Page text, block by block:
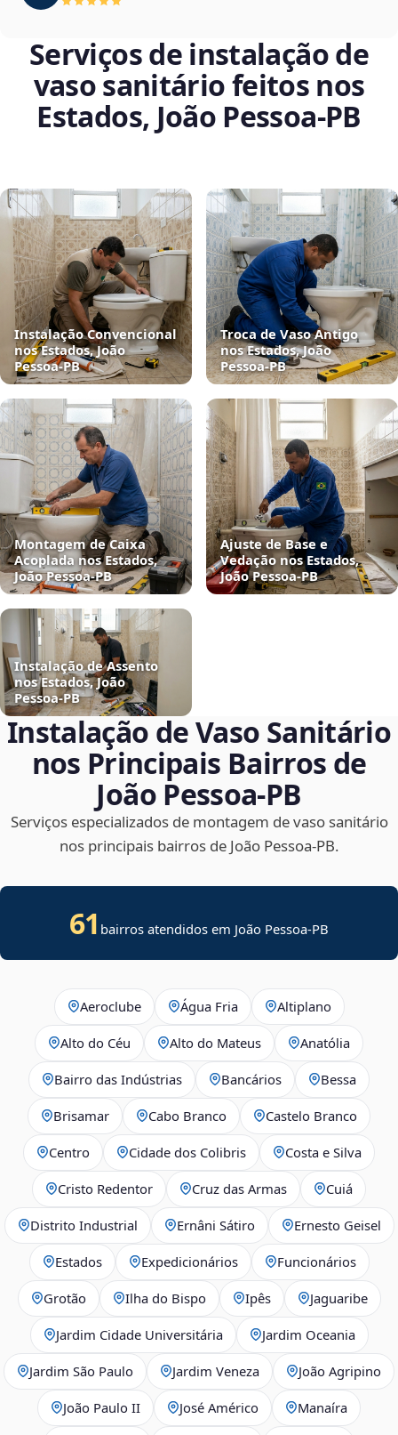
Serviços de instalação de
vaso sanitário feitos nos
Estados, João Pessoa‑PB
Instalação Convencional
nos Estados, João
Pessoa‑PB
Troca de Vaso Antigo
nos Estados, João
Pessoa‑PB
Montagem de Caixa
Acoplada nos Estados,
João Pessoa‑PB
Ajuste de Base e
Vedação nos Estados,
João Pessoa‑PB
Instalação de Assento
nos Estados, João
Pessoa‑PB
Instalação de Vaso Sanitário
nos Principais Bairros de
João Pessoa‑PB
Serviços especializados de montagem de vaso sanitário
nos principais bairros de João Pessoa‑PB.
61 bairros atendidos em João Pessoa-PB
Aeroclube Água Fria Altiplano
Alto do Céu Alto do Mateus Anatólia
Bairro das Indústrias Bancários Bessa
Brisamar Cabo Branco Castelo Branco
Centro Cidade dos Colibris Costa e Silva
Cristo Redentor Cruz das Armas Cuiá
Distrito Industrial Ernâni Sátiro Ernesto Geisel
Estados Expedicionários Funcionários
Grotão Ilha do Bispo Ipês Jaguaribe
Jardim Cidade Universitária Jardim Oceania
Jardim São Paulo Jardim Veneza João Agripino
João Paulo II José Américo Manaíra